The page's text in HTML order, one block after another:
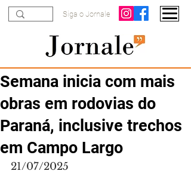
Siga o Jornale
Semana inicia com mais
obras em rodovias do
Paraná, inclusive trechos
em Campo Largo
21/07/2025